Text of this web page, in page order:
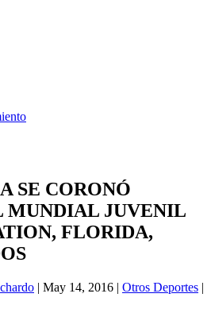
SE CORONÓ
MUNDIAL JUVENIL
FLORIDA,
| May 14, 2016 | Otros Deportes |